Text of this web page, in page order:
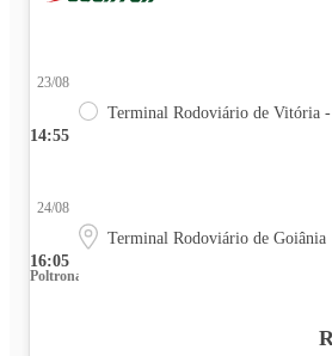
14:55
23/08
Terminal Rodoviário de Vitória
16:05
24/08
Terminal Rodoviário de Goiânia
Poltrona